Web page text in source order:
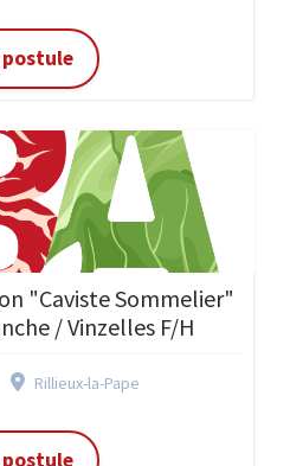
"Caviste Sommelier"
/ Vinzelles F/H
Rillieux-la-Pape